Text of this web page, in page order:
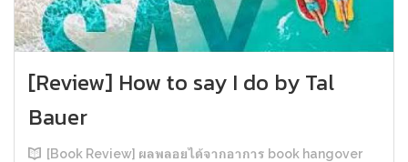
[Review] How to say I do by Tal
Bauer
[Book Review] ผลพลอยได้จากอาการ book hangover